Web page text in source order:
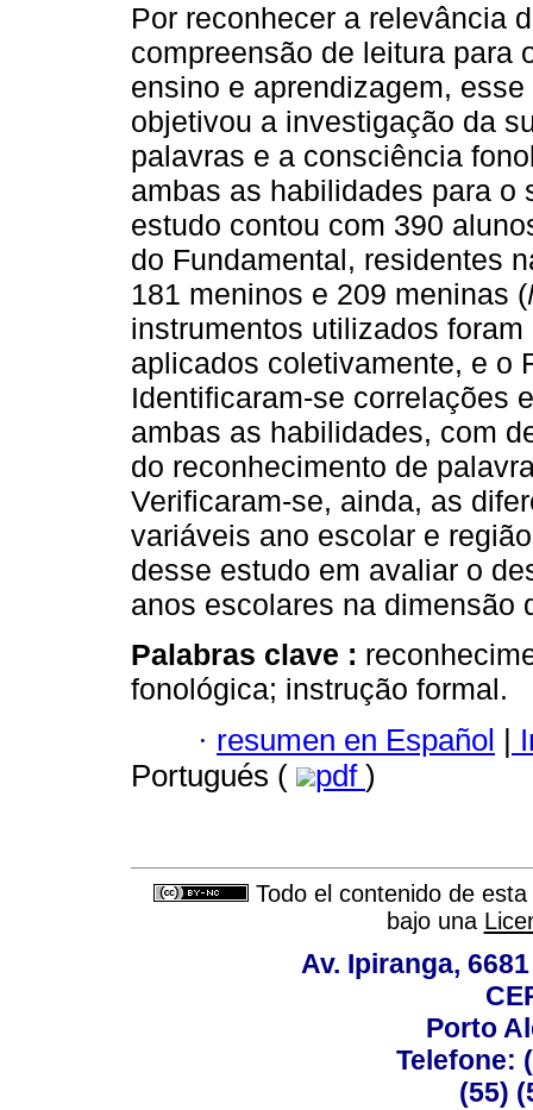
Por reconhecer a relevância
compreensão de leitura para
ensino e aprendizagem, esse
objetivou a investigação da
palavras e a consciência
ambas as habilidades para o
estudo contou com 390
do Fundamental, residentes
181 meninos e 209 meninas (
instrumentos utilizados
aplicados coletivamente, e o
Identificaram-se correlações
ambas as habilidades, com
do reconhecimento de
Verificaram-se, ainda, as
variáveis ano escolar e
desse estudo em avaliar o
anos escolares na dimensão
Palabras clave :
fonológica; instrução formal.
· resumen en Español |
Portugués (
pdf )
Todo el contenido de
bajo una
Av. Ipiranga,
Porto
Telefone:
(55)